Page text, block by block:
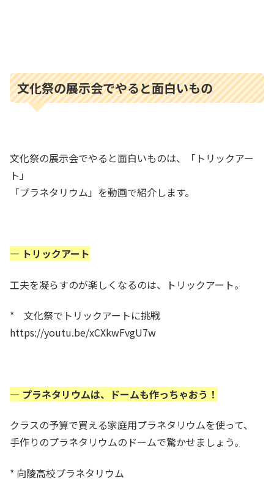
文化祭の展示会でやると面白いもの
文化祭の展示会でやると面白いものは、「トリックアー
ト」
「プラネタリウム」を動画で紹介します。
— トリックアート
工夫を凝らすのが楽しくなるのは、トリックアート。
* 文化祭でトリックアートに挑戦
https://youtu.be/xCXkwFvgU7w
— プラネタリウムは、ドームも作っちゃおう！
クラスの予算で買える家庭用プラネタリウムを使って、
手作りのプラネタリウムのドームで驚かせましょう。
* 向陵高校プラネタリウム